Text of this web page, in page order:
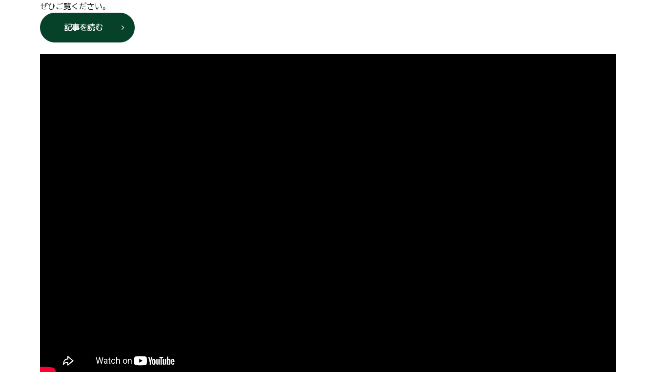
ぜひご覧ください。
記事を読む